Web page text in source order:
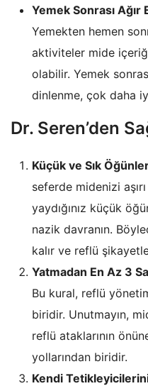
Yemek Sonrası Ağır
Yemekten hemen
aktiviteler mide
olabilir. Yemek
dinlenme, çok daha
Dr. Seren’den
Küçük ve Sık
seferde midenizi
yaydığınız küçük
nazik davranın.
kalır ve reflü
Yatmadan En Az 3
Bu kural, reflü
biridir. Unutmayın,
reflü ataklarının
yollarından biridir.
Kendi